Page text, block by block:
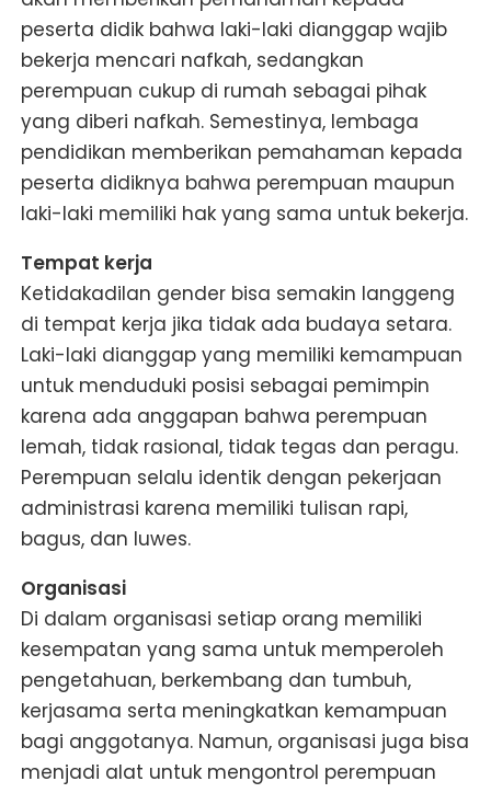
peserta didik bahwa laki-laki dianggap wajib
bekerja mencari nafkah, sedangkan
perempuan cukup di rumah sebagai pihak
yang diberi nafkah. Semestinya, lembaga
pendidikan memberikan pemahaman kepada
peserta didiknya bahwa perempuan maupun
laki-laki memiliki hak yang sama untuk bekerja.
Tempat kerja
Ketidakadilan gender bisa semakin langgeng
di tempat kerja jika tidak ada budaya setara.
Laki-laki dianggap yang memiliki kemampuan
untuk menduduki posisi sebagai pemimpin
karena ada anggapan bahwa perempuan
lemah, tidak rasional, tidak tegas dan peragu.
Perempuan selalu identik dengan pekerjaan
administrasi karena memiliki tulisan rapi,
bagus, dan luwes.
Organisasi
Di dalam organisasi setiap orang memiliki
kesempatan yang sama untuk memperoleh
pengetahuan, berkembang dan tumbuh,
kerjasama serta meningkatkan kemampuan
bagi anggotanya. Namun, organisasi juga bisa
menjadi alat untuk mengontrol perempuan